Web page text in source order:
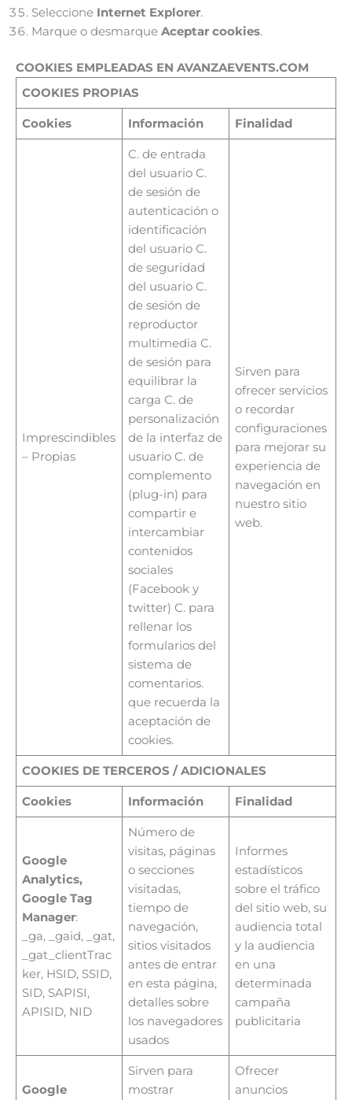
Seleccione Internet Explorer.
Marque o desmarque Aceptar cookies.
COOKIES EMPLEADAS EN AVANZAEVENTS.COM
COOKIES PROPIAS
Cookies Información Finalidad
Imprescindibles
– Propias
C. de entrada
del usuario C.
de sesión de
autenticación o
identificación
del usuario C.
de seguridad
del usuario C.
de sesión de
reproductor
multimedia C.
de sesión para
equilibrar la
carga C. de
personalización
de la interfaz de
usuario C. de
complemento
(plug-in) para
compartir e
intercambiar
contenidos
sociales
(Facebook y
twitter) C. para
rellenar los
formularios del
sistema de
comentarios.
que recuerda la
aceptación de
cookies.
Sirven para
ofrecer servicios
o recordar
configuraciones
para mejorar su
experiencia de
navegación en
nuestro sitio
web.
COOKIES DE TERCEROS / ADICIONALES
Cookies Información Finalidad
Google
Analytics,
Google Tag
Manager:
_ga, _gaid, _gat,
_gat_clientTrac
ker, HSID, SSID,
SID, SAPISI,
APISID, NID
Número de
visitas, páginas
o secciones
visitadas,
tiempo de
navegación,
sitios visitados
antes de entrar
en esta página,
detalles sobre
los navegadores
usados
Informes
estadísticos
sobre el tráfico
del sitio web, su
audiencia total
y la audiencia
en una
determinada
campaña
publicitaria
Google
Sirven para
mostrar
Ofrecer
anuncios